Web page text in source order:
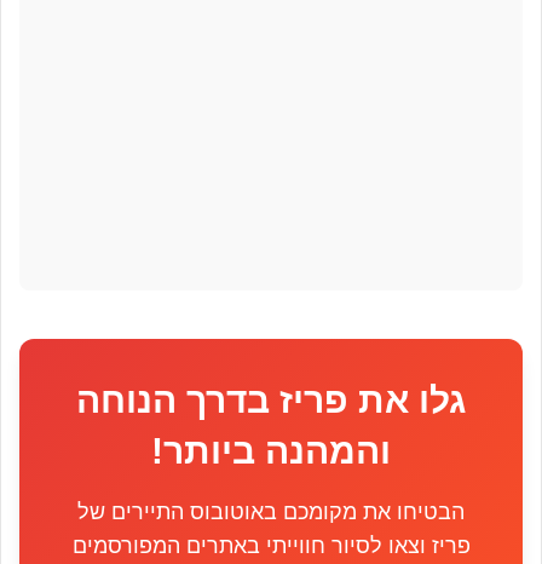
גלו את פריז בדרך הנוחה
והמהנה ביותר!
הבטיחו את מקומכם באוטובוס התיירים של
פריז וצאו לסיור חווייתי באתרים המפורסמים